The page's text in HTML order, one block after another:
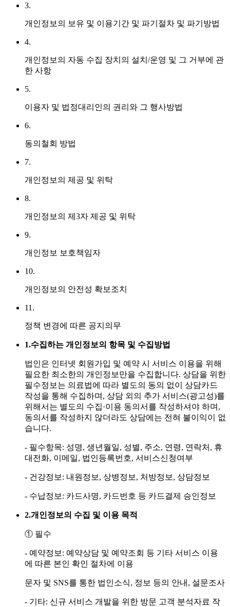
3.
개인정보의 보유 및 이용기간 및 파기절차 및 파기방법
4.
개인정보의 자동 수집 장치의 설치/운영 및 그 거부에 관
한 사항
5.
이용자 및 법정대리인의 권리와 그 행사방법
6.
동의철회 방법
7.
개인정보의 제공 및 위탁
8.
개인정보의 제3자 제공 및 위탁
9.
개인정보 보호책임자
10.
개인정보의 안전성 확보조치
11.
정책 변경에 따른 공지의무
1.수집하는 개인정보의 항목 및 수집방법
법인은 인터넷 회원가입 및 예약 시 서비스 이용을 위해
필요한 최소한의 개인정보만을 수집합니다. 상담을 위한
필수정보는 의료법에 따라 별도의 동의 없이 상담카드
작성을 통해 수집하며, 상담 외의 추가 서비스(광고성)를
위해서는 별도의 수집·이용 동의서를 작성하셔야 하며,
동의서를 작성하지 않더라도 상담에는 전혀 불이익이 없
습니다.
- 필수항목: 성명, 생년월일, 성별, 주소, 연령, 연락처, 휴
대전화, 이메일, 법인등록번호, 서비스신청여부
- 건강정보: 내원정보, 상병정보, 처방정보, 상담정보
- 수납정보: 카드사명, 카드번호 등 카드결제 승인정보
2.개인정보의 수집 및 이용 목적
① 필수
- 예약정보: 예약상담 및 예약조회 등 기타 서비스 이용
에 따른 본인 확인 절차에 이용
문자 및 SNS를 통한 법인소식, 정보 등의 안내, 설문조사
- 기타: 신규 서비스 개발을 위한 방문 고객 분석자료 작